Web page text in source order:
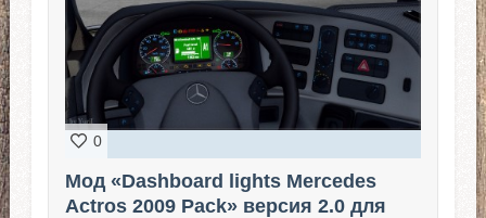
0
Мод «Dashboard lights Mercedes
Actros 2009 Pack» версия 2.0 для